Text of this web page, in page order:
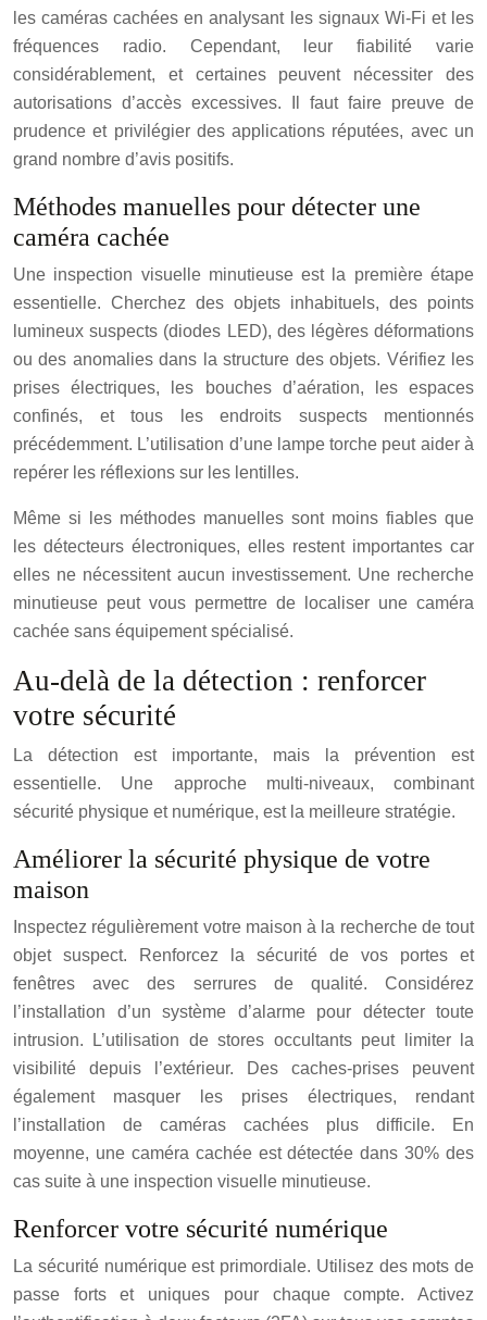
les caméras cachées en analysant les signaux Wi-Fi et les
fréquences radio. Cependant, leur fiabilité varie
considérablement, et certaines peuvent nécessiter des
autorisations d’accès excessives. Il faut faire preuve de
prudence et privilégier des applications réputées, avec un
grand nombre d’avis positifs.
Méthodes manuelles pour détecter une
caméra cachée
Une inspection visuelle minutieuse est la première étape
essentielle. Cherchez des objets inhabituels, des points
lumineux suspects (diodes LED), des légères déformations
ou des anomalies dans la structure des objets. Vérifiez les
prises électriques, les bouches d’aération, les espaces
confinés, et tous les endroits suspects mentionnés
précédemment. L’utilisation d’une lampe torche peut aider à
repérer les réflexions sur les lentilles.
Même si les méthodes manuelles sont moins fiables que
les détecteurs électroniques, elles restent importantes car
elles ne nécessitent aucun investissement. Une recherche
minutieuse peut vous permettre de localiser une caméra
cachée sans équipement spécialisé.
Au-delà de la détection : renforcer
votre sécurité
La détection est importante, mais la prévention est
essentielle. Une approche multi-niveaux, combinant
sécurité physique et numérique, est la meilleure stratégie.
Améliorer la sécurité physique de votre
maison
Inspectez régulièrement votre maison à la recherche de tout
objet suspect. Renforcez la sécurité de vos portes et
fenêtres avec des serrures de qualité. Considérez
l’installation d’un système d’alarme pour détecter toute
intrusion. L’utilisation de stores occultants peut limiter la
visibilité depuis l’extérieur. Des caches-prises peuvent
également masquer les prises électriques, rendant
l’installation de caméras cachées plus difficile. En
moyenne, une caméra cachée est détectée dans 30% des
cas suite à une inspection visuelle minutieuse.
Renforcer votre sécurité numérique
La sécurité numérique est primordiale. Utilisez des mots de
passe forts et uniques pour chaque compte. Activez